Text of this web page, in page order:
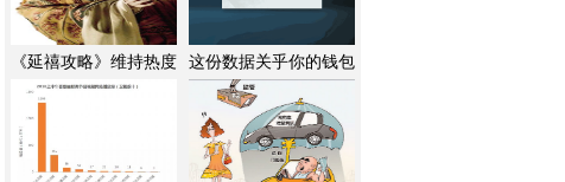
《延禧攻略》维持热度 这份数据关乎你的钱包